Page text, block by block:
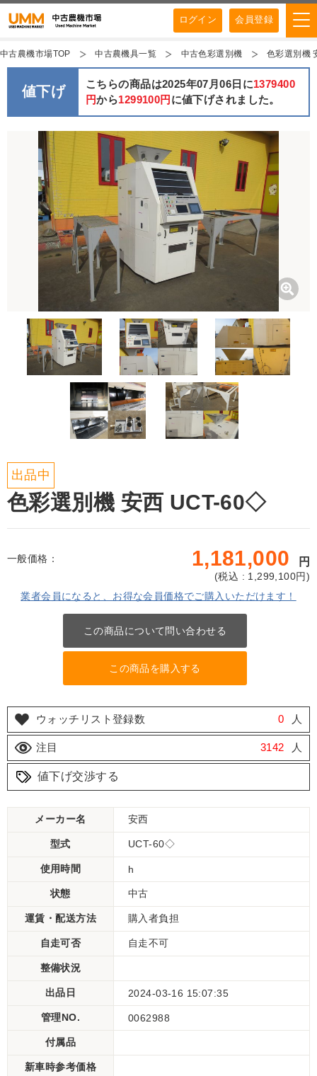
ログイン 会員登録
中古農機市場TOP 中古農機具一覧 中古色彩選別機 色彩選別機
値下げ こちらの商品は2025年07月06日に1379400
円から1299100円 に値下げされました。
出品中
色彩選別機 安西 UCT-60◇
一般価格： 1,181,000 円
(税込 : 1,299,100円)
業者会員になると、お得な会員価格でご購入いただけます！
この商品について問い合わせる
この商品を購入する
ウォッチリスト登録数 0 人
注目 3142 人
値下げ交渉する
メーカー名 安西
型式 UCT-60◇
使用時間 h
状態 中古
運賃・配送方法 購入者負担
自走可否 自走不可
整備状況
出品日 2024-03-16 15:07:35
管理NO. 0062988
付属品
新車時参考価格